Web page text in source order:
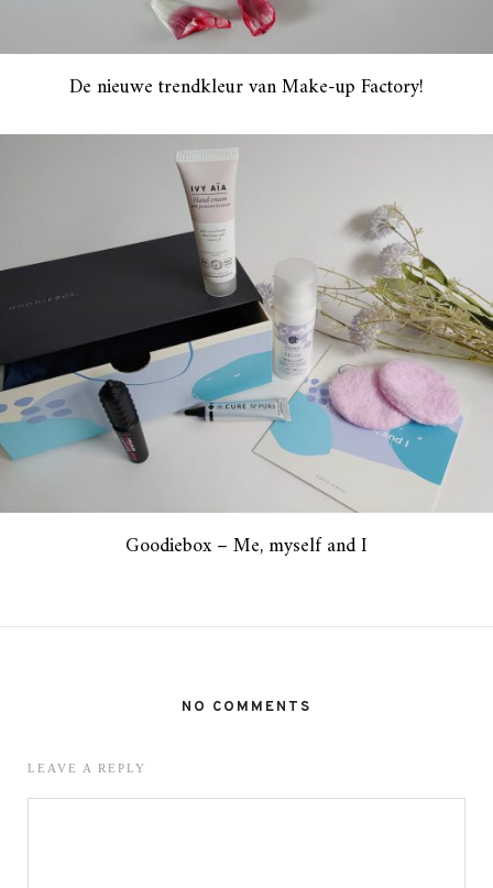
De nieuwe trendkleur van Make-up Factory!
Goodiebox – Me, myself and I
NO COMMENTS
LEAVE A REPLY